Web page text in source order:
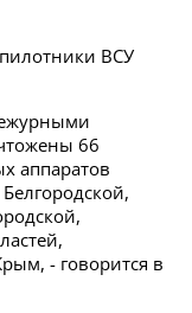
ВСУ
66
аппаратов
- говорится в